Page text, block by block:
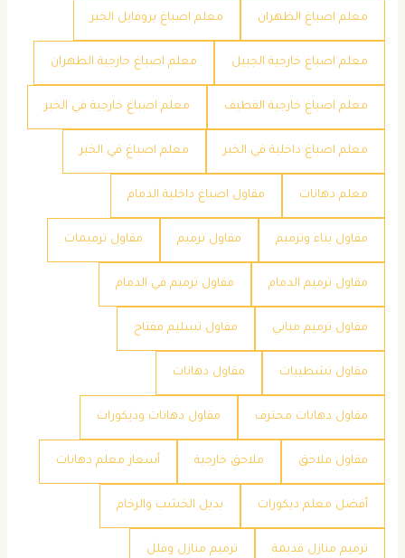
معلم اصباغ الظهران معلم اصباغ بروفايل الخبر
معلم اصباغ خارجية الجبيل معلم اصباغ خارجية الظهران
معلم اصباغ خارجية القطيف معلم اصباغ خارجية في الخبر
معلم اصباغ داخلية في الخبر معلم اصباغ في الخبر
معلم دهانات مقاول اصباغ داخلية الدمام
مقاول بناء وترميم مقاول ترميم مقاول ترميمات
مقاول ترميم الدمام مقاول ترميم في الدمام
مقاول ترميم مباني مقاول تسليم مفتاح
مقاول تشطيبات مقاول دهانات
مقاول دهانات محترف مقاول دهانات وديكورات
مقاول ملاحق ملاحق خارجية ​أسعار معلم دهانات
​أفضل معلم ديكورات ​بديل الخشب والرخام
​ترميم منازل قديمة ​ترميم منازل وفلل